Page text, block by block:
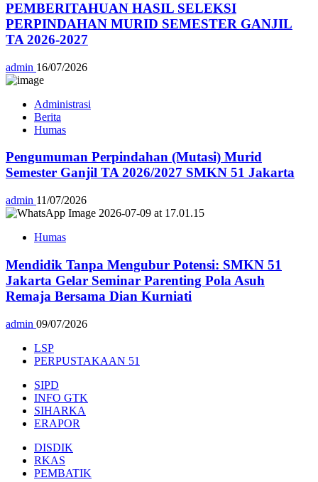
PEMBERITAHUAN HASIL SELEKSI
PERPINDAHAN MURID SEMESTER GANJIL
TA 2026-2027
admin 16/07/2026
Administrasi
Berita
Humas
Pengumuman Perpindahan (Mutasi) Murid
Semester Ganjil TA 2026/2027 SMKN 51 Jakarta
admin 11/07/2026
Humas
Mendidik Tanpa Mengubur Potensi: SMKN 51
Jakarta Gelar Seminar Parenting Pola Asuh
Remaja Bersama Dian Kurniati
admin 09/07/2026
LSP
PERPUSTAKAAN 51
SIPD
INFO GTK
SIHARKA
ERAPOR
DISDIK
RKAS
PEMBATIK